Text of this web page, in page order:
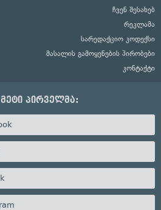
ჩვენ შესახებ
რეკლამა
სარედაქციო კოდექსი
მასალის გამოყენების პირობები
კონტაქტი
მეტი პირველმა: